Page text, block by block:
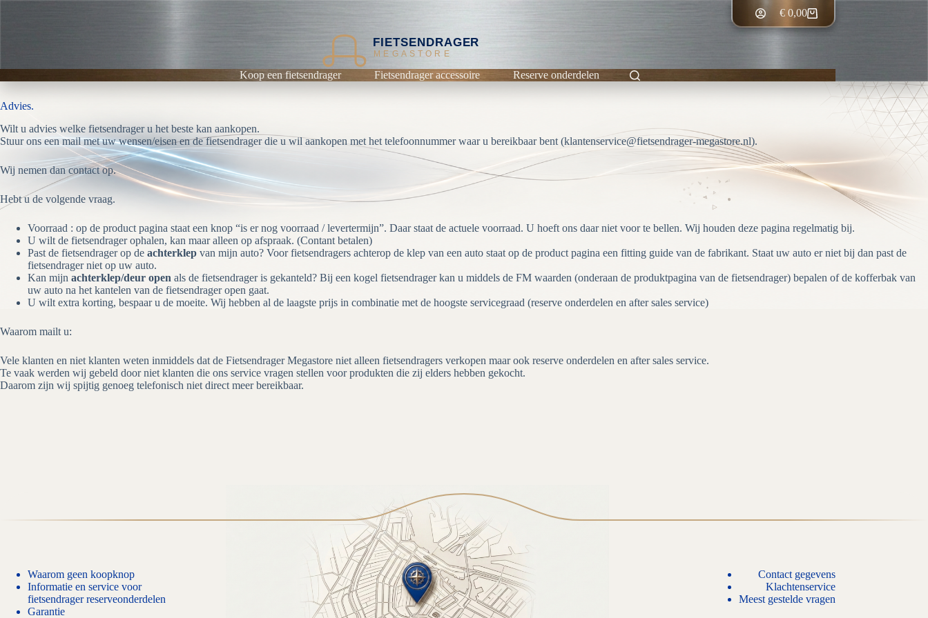
Winkelwagen
€ 0,00
FIETSENDRAGER
MEGASTORE
Koop een fietsendrager Fietsendrager accessoire Reserve onderdelen
Advies.
Wilt u advies welke fietsendrager u het beste kan aankopen.
Stuur ons een mail met uw wensen/eisen en de fietsendrager die u wil aankopen met het telefoonnummer waar u bereikbaar bent (klantenservice@fietsendrager-megastore.nl).
Wij nemen dan contact op.
Hebt u de volgende vraag.
Voorraad : op de product pagina staat een knop “is er nog voorraad / levertermijn”. Daar staat de actuele voorraad. U hoeft ons daar niet voor te bellen. Wij houden deze pagina regelmatig bij.
U wilt de fietsendrager ophalen, kan maar alleen op afspraak. (Contant betalen)
Past de fietsendrager op de achterklep van mijn auto? Voor fietsendragers achterop de klep van een auto staat op de product pagina een fitting guide van de fabrikant. Staat uw auto er niet bij dan past de
fietsendrager niet op uw auto.
Kan mijn achterklep/deur open als de fietsendrager is gekanteld? Bij een kogel fietsendrager kan u middels de FM waarden (onderaan de produktpagina van de fietsendrager) bepalen of de kofferbak van
uw auto na het kantelen van de fietsendrager open gaat.
U wilt extra korting, bespaar u de moeite. Wij hebben al de laagste prijs in combinatie met de hoogste servicegraad (reserve onderdelen en after sales service)
Waarom mailt u:
Vele klanten en niet klanten weten inmiddels dat de Fietsendrager Megastore niet alleen fietsendragers verkopen maar ook reserve onderdelen en after sales service.
Te vaak werden wij gebeld door niet klanten die ons service vragen stellen voor produkten die zij elders hebben gekocht.
Daarom zijn wij spijtig genoeg telefonisch niet direct meer bereikbaar.
Waarom geen koopknop
Informatie en service voor
fietsendrager reserveonderdelen
Garantie
Contact gegevens
Klachtenservice
Meest gestelde vragen